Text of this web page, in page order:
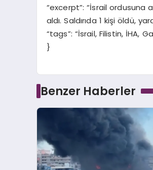
“excerpt”: “İsrail ordusuna
aldı. Saldırıda 1 kişi öldü,
“tags”: “İsrail, Filistin, İHA,
}
Benzer Haberler